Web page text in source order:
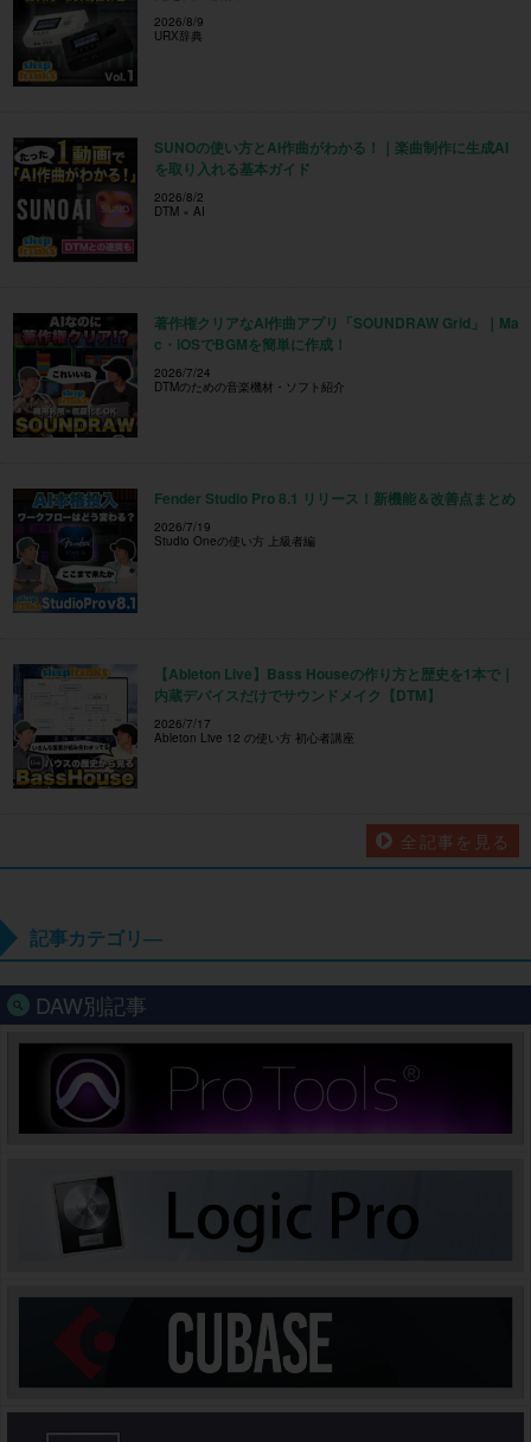
2026/8/9
URX辞典
SUNOの使い方とAI作曲がわかる！｜楽曲制作に生成AI
を取り入れる基本ガイド
2026/8/2
DTM × AI
著作権クリアなAI作曲アプリ「SOUNDRAW Grid」｜Ma
c・iOSでBGMを簡単に作成！
2026/7/24
DTMのための音楽機材・ソフト紹介
Fender Studio Pro 8.1 リリース！新機能＆改善点まとめ
2026/7/19
Studio Oneの使い方 上級者編
【Ableton Live】Bass Houseの作り方と歴史を1本で｜
内蔵デバイスだけでサウンドメイク【DTM】
2026/7/17
Ableton Live 12 の使い方 初心者講座
全記事を見る
記事カテゴリ―
DAW別記事